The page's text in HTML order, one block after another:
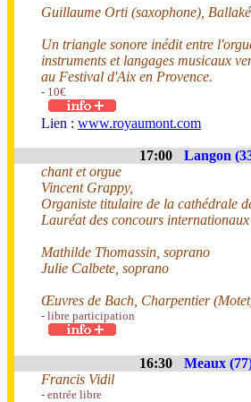
Guillaume Orti (saxophone),
Un triangle sonore inédit entre
instruments et langages musicaux
au Festival d'Aix en Provence.
- 10€
Lien : www.royaumont.com
17:00
Langon
chant et orgue
Vincent Grappy,
Organiste titulaire de la cathédrale
Lauréat des concours
Mathilde Thomassin, soprano
Julie Calbete, soprano
Œuvres de Bach, Charpentier
- libre participation
16:30 Meaux
Francis Vidil
- entrée libre